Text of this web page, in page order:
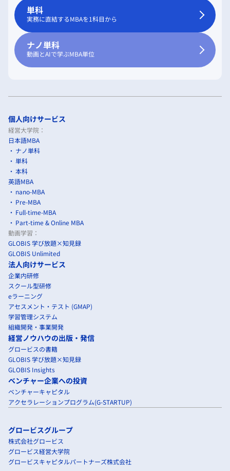
単科
実務に直結するMBAを1科目から
ナノ単科
動画とAIで学ぶMBA単位
個人向けサービス
経営大学院：
日本語MBA
ナノ単科
単科
本科
英語MBA
nano-MBA
Pre-MBA
Full-time-MBA
Part-time & Online MBA
動画学習：
GLOBIS 学び放題×知見録
GLOBIS Unlimited
法人向けサービス
企業内研修
スクール型研修
eラーニング
アセスメント・テスト (GMAP)
学習管理システム
組織開発・事業開発
経営ノウハウの出版・発信
グロービスの書籍
GLOBIS 学び放題×知見録
GLOBIS Insights
ベンチャー企業への投資
ベンチャーキャピタル
アクセラレーションプログラム(G-STARTUP)
グロービスグループ
株式会社グロービス
グロービス経営大学院
グロービスキャピタルパートナーズ株式会社